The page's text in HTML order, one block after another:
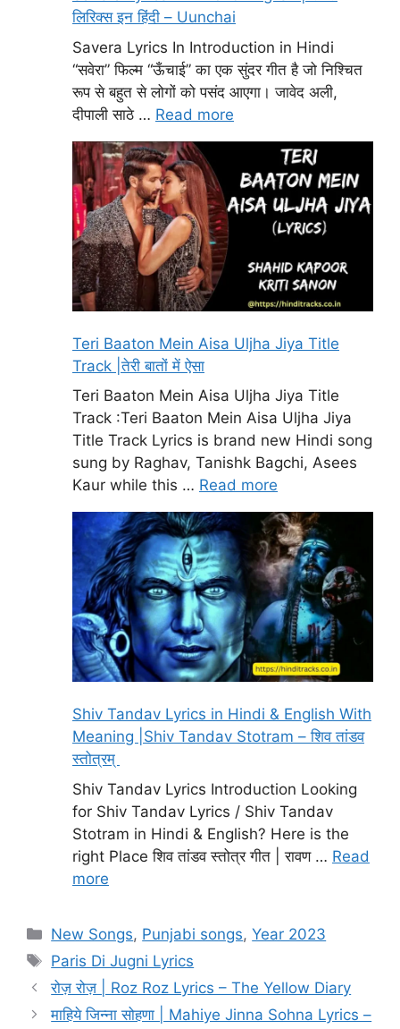
लिरिक्स इन हिंदी – Uunchai
Savera Lyrics In Introduction in Hindi
“सवेरा” फिल्म “ऊँचाई” का एक सुंदर गीत है जो निश्चित
रूप से बहुत से लोगों को पसंद आएगा। जावेद अली,
दीपाली साठे … Read more
Teri Baaton Mein Aisa Uljha Jiya Title
Track |तेरी बातों में ऐसा
Teri Baaton Mein Aisa Uljha Jiya Title
Track :Teri Baaton Mein Aisa Uljha Jiya
Title Track Lyrics is brand new Hindi song
sung by Raghav, Tanishk Bagchi, Asees
Kaur while this … Read more
Shiv Tandav Lyrics in Hindi & English With
Meaning |Shiv Tandav Stotram – शिव तांडव
स्तोत्रम्
Shiv Tandav Lyrics Introduction Looking
for Shiv Tandav Lyrics / Shiv Tandav
Stotram in Hindi & English? Here is the
right Place शिव तांडव स्तोत्र गीत | रावण … Read
more
Categories
New Songs, Punjabi songs,Year 2023
Tags
Paris Di Jugni Lyrics
रोज़ रोज़ | Roz Roz Lyrics – The Yellow Diary
माहिये जिन्ना सोहणा | Mahiye Jinna Sohna Lyrics –